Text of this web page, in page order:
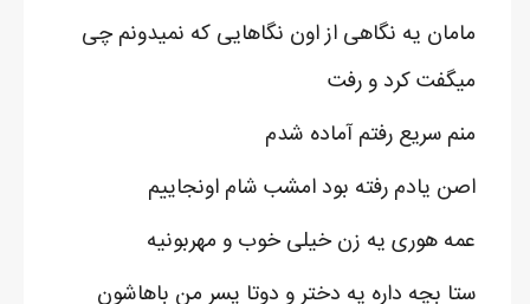
مامان یه نگاهی از اون نگاهایی که نمیدونم چی
میگفت کرد و رفت
منم سریع رفتم آماده شدم
اصن یادم رفته بود امشب شام اونجاییم
عمه هوری یه زن خیلی خوب و مهربونیه
ستا بچه داره یه دختر و دوتا پسر من باهاشون